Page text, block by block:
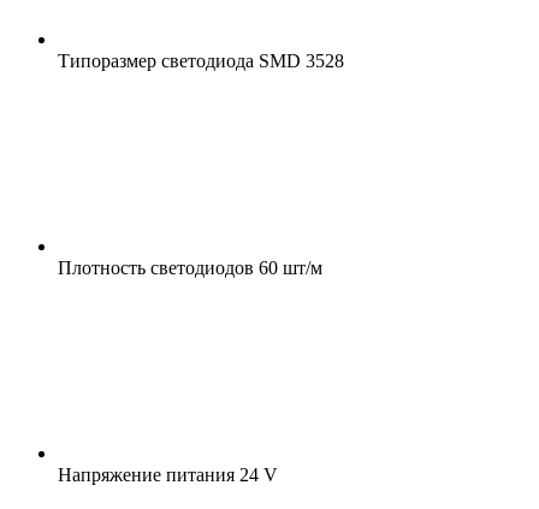
Типоразмер светодиода SMD 3528
Плотность светодиодов 60 шт/м
Напряжение питания 24 V